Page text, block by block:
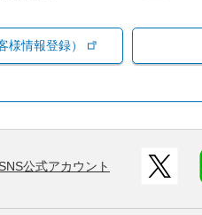
様情報登録）
SNS公式アカウント